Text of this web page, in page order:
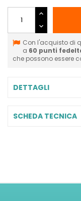
Con l'acquisto di
a 60 punti
che possono essere
DETTAGLI
SCHEDA TECNICA